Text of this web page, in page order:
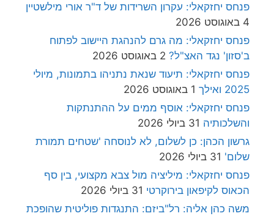
פנחס יחזקאלי: עקרון השרידות של ד"ר אורי מילשטיין
4 באוגוסט 2026
פנחס יחזקאלי: מה גרם להנהגת היישוב לפתוח
ב'סזון' נגד האצ"ל? 2 באוגוסט 2026
פנחס יחזקאלי: תיעוד שנאת נתניהו בתמונות, מיולי
2025 ואילך
1 באוגוסט 2026
פנחס יחזקאלי: אוסף ממים על ההתנתקות
והשלכותיה 31 ביולי 2026
גרשון הכהן: כן לשלום, לא לנוסחה 'שטחים תמורת
שלום' 31 ביולי 2026
פנחס יחזקאלי: מיליציה מול צבא מקצועי, בין סף
הכאוס לקיפאון בירוקרטי 31 ביולי 2026
משה כהן אליה: רל"ביזם: התנגדות פוליטית שהופכת